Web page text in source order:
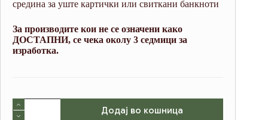
средина за уште картички или свиткани банкноти
За производите кои не се означени како
ДОСТАПНИ, се чека околу 3 седмици за
изработка.
V07
Green
Додај во кошница